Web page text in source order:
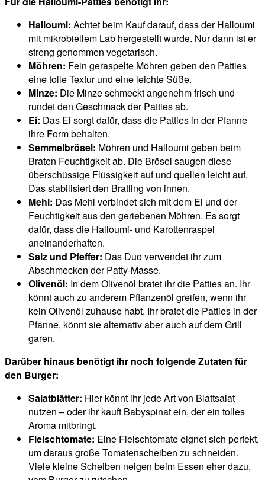
Halloumi: Achtet beim Kauf darauf, dass der Halloumi
mit mikrobiellem Lab hergestellt wurde. Nur dann ist er
streng genommen vegetarisch.
Möhren: Fein geraspelte Möhren geben den Patties
eine tolle Textur und eine leichte Süße.
Minze: Die Minze schmeckt angenehm frisch und
rundet den Geschmack der Patties ab.
Ei: Das Ei sorgt dafür, dass die Patties in der Pfanne
ihre Form behalten.
Semmelbrösel: Möhren und Halloumi geben beim
Braten Feuchtigkeit ab. Die Brösel saugen diese
überschüssige Flüssigkeit auf und quellen leicht auf.
Das stabilisiert den Bratling von innen.
Mehl: Das Mehl verbindet sich mit dem Ei und der
Feuchtigkeit aus den geriebenen Möhren. Es sorgt
dafür, dass die Halloumi- und Karottenraspel
aneinanderhaften.
Salz und Pfeffer: Das Duo verwendet ihr zum
Abschmecken der Patty-Masse.
Olivenöl: In dem Olivenöl bratet ihr die Patties an. Ihr
könnt auch zu anderem Pflanzenöl greifen, wenn ihr
kein Olivenöl zuhause habt. Ihr bratet die Patties in der
Pfanne, könnt sie alternativ aber auch auf dem Grill
garen.
Darüber hinaus benötigt ihr noch folgende Zutaten für
den Burger:
Salatblätter: Hier könnt ihr jede Art von Blattsalat
nutzen – oder ihr kauft Babyspinat ein, der ein tolles
Aroma mitbringt.
Fleischtomate: Eine Fleischtomate eignet sich perfekt,
um daraus große Tomatenscheiben zu schneiden.
Viele kleine Scheiben neigen beim Essen eher dazu,